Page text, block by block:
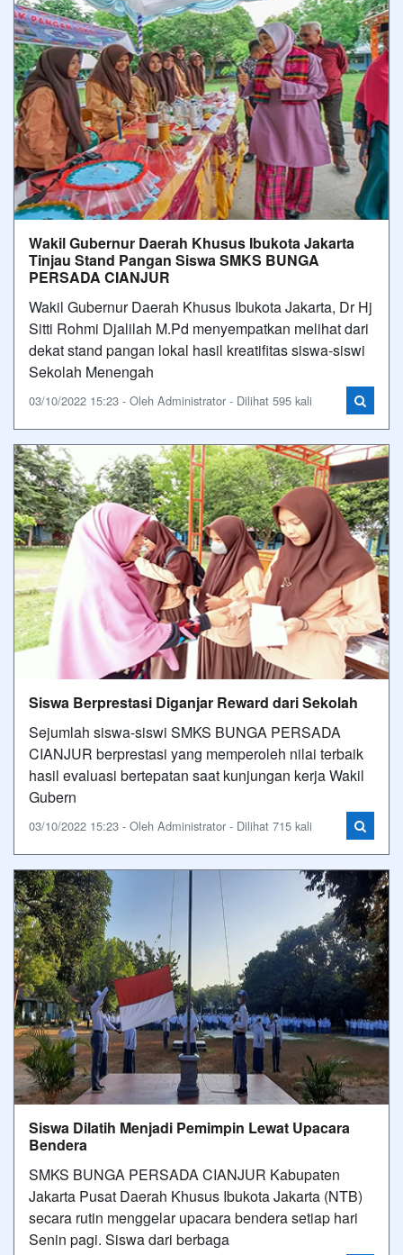
Wakil Gubernur Daerah Khusus Ibukota Jakarta
Tinjau Stand Pangan Siswa SMKS BUNGA
PERSADA CIANJUR
Wakil Gubernur Daerah Khusus Ibukota Jakarta, Dr Hj
Sitti Rohmi Djalilah M.Pd menyempatkan melihat dari
dekat stand pangan lokal hasil kreatifitas siswa-siswi
Sekolah Menengah
03/10/2022 15:23 - Oleh Administrator - Dilihat 595 kali
Siswa Berprestasi Diganjar Reward dari Sekolah
Sejumlah siswa-siswi SMKS BUNGA PERSADA
CIANJUR berprestasi yang memperoleh nilai terbaik
hasil evaluasi bertepatan saat kunjungan kerja Wakil
Gubern
03/10/2022 15:23 - Oleh Administrator - Dilihat 715 kali
Siswa Dilatih Menjadi Pemimpin Lewat Upacara
Bendera
SMKS BUNGA PERSADA CIANJUR Kabupaten
Jakarta Pusat Daerah Khusus Ibukota Jakarta (NTB)
secara rutin menggelar upacara bendera setiap hari
Senin pagi. Siswa dari berbaga